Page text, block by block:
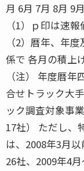
月 6月 7月 8月 9
（1）ｐ印は速
（2）暦年、年
係で 各月の積上
（注） 年度暦
合せトラック大
ック調査対象事
17社） ただし、
は、2008年3月
26社、2009年4